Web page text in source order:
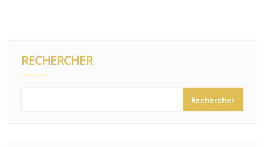
RECHERCHER
Rechercher